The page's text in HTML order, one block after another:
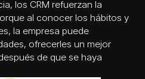
los CRM refuerzan la
al conocer los hábitos y
la empresa puede
ofrecerles un mejor
de que se haya